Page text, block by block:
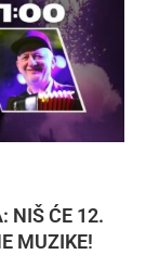
NIŠ ĆE 12.
MUZIKE!